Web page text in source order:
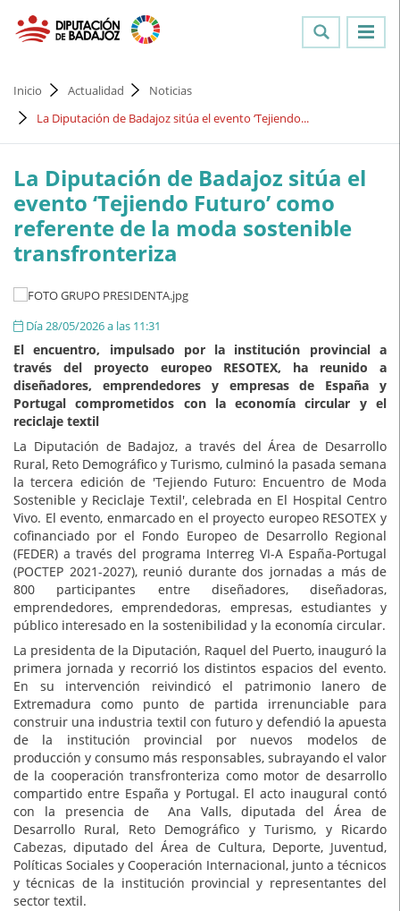
Inicio Actualidad
Noticias
La Diputación de Badajoz sitúa el evento ‘Tejiendo...
La Diputación de Badajoz sitúa el
evento ‘Tejiendo Futuro’ como
referente de la moda sostenible
transfronteriza
Día 28/05/2026 a las 11:31
El encuentro, impulsado por la institución provincial a
través del proyecto europeo RESOTEX, ha reunido a
diseñadores, emprendedores y empresas de España y
Portugal comprometidos con la economía circular y el
reciclaje textil
La Diputación de Badajoz, a través del Área de Desarrollo
Rural, Reto Demográfico y Turismo, culminó la pasada semana
la tercera edición de 'Tejiendo Futuro: Encuentro de Moda
Sostenible y Reciclaje Textil', celebrada en El Hospital Centro
Vivo. El evento, enmarcado en el proyecto europeo RESOTEX y
cofinanciado por el Fondo Europeo de Desarrollo Regional
(FEDER) a través del programa Interreg VI-A España-Portugal
(POCTEP 2021-2027), reunió durante dos jornadas a más de
800 participantes entre diseñadores, diseñadoras,
emprendedores, emprendedoras, empresas, estudiantes y
público interesado en la sostenibilidad y la economía circular.
La presidenta de la Diputación, Raquel del Puerto, inauguró la
primera jornada y recorrió los distintos espacios del evento.
En su intervención reivindicó el patrimonio lanero de
Extremadura como punto de partida irrenunciable para
construir una industria textil con futuro y defendió la apuesta
de la institución provincial por nuevos modelos de
producción y consumo más responsables, subrayando el valor
de la cooperación transfronteriza como motor de desarrollo
compartido entre España y Portugal. El acto inaugural contó
con la presencia de Ana Valls, diputada del Área de
Desarrollo Rural, Reto Demográfico y Turismo, y Ricardo
Cabezas, diputado del Área de Cultura, Deporte, Juventud,
Políticas Sociales y Cooperación Internacional, junto a técnicos
y técnicas de la institución provincial y representantes del
sector textil.